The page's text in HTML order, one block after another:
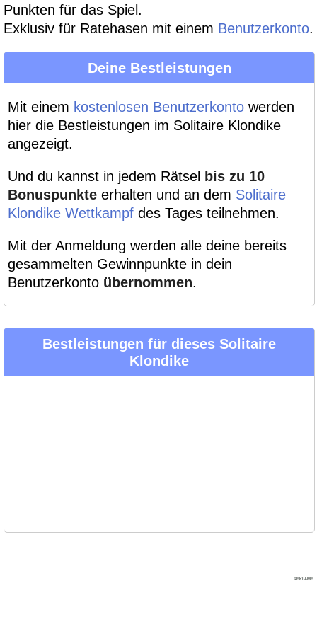
Punkten für das Spiel.
Exklusiv für Ratehasen mit einem Benutzerkonto.
Deine Bestleistungen
Mit einem kostenlosen Benutzerkonto werden
hier die Bestleistungen im Solitaire Klondike
angezeigt.
Und du kannst in jedem Rätsel
bis zu 10
Bonuspunkte erhalten und an dem Solitaire
Klondike Wettkampf des Tages teilnehmen.
Mit der Anmeldung werden alle deine bereits
gesammelten Gewinnpunkte in dein
Benutzerkonto übernommen.
Bestleistungen für dieses Solitaire
Klondike
REKLAME